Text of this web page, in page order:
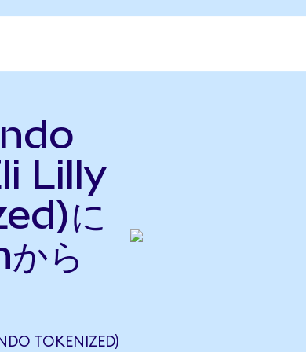
Lilly
に
ら
TOKENIZED)